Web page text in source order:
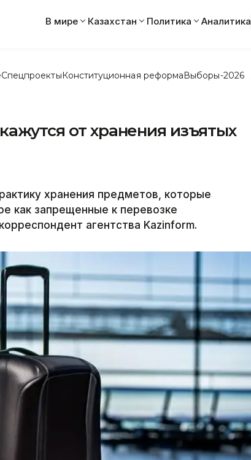
В мире Казахстан Политика Аналитика
СпецпроектыКонституционная реформаВыборы-2026
от хранения изъятых
хранения предметов, которые
как запрещенные к перевозке
агентства Kazinform.